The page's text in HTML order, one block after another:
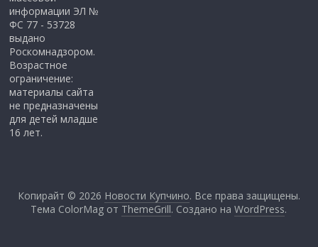
информации ЭЛ №
ФС 77 - 53728
выдано
Роскомнадзором.
Возрастное
ограничение:
материалы сайта
не предназначены
для детей младше
16 лет.
Копирайт © 2026 Новости Купчино. Все права защищены.
Тема ColorMag от ThemeGrill. Создано наWordPress.